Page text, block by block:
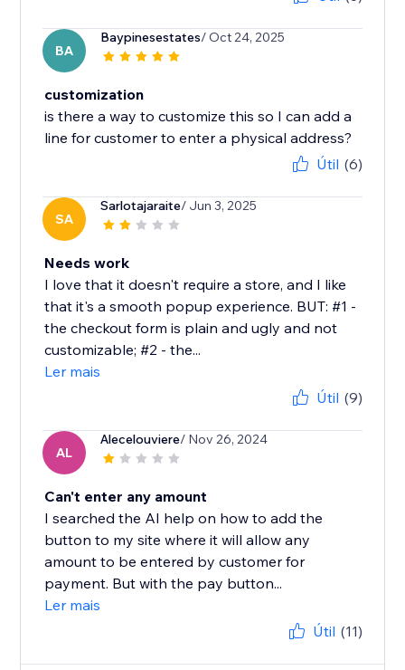
BA
Baypinesestates/ Oct 24, 2025
customization
is there a way to customize this so I can add a
line for customer to enter a physical address?
Útil (6)
SA
Sarlotajaraite/ Jun 3, 2025
Needs work
I love that it doesn't require a store, and I like
that it's a smooth popup experience. BUT: #1 -
the checkout form is plain and ugly and not
customizable; #2 - the...
Ler mais
Útil (9)
AL
Alecelouviere/ Nov 26, 2024
Can't enter any amount
I searched the AI help on how to add the
button to my site where it will allow any
amount to be entered by customer for
payment. But with the pay button...
Ler mais
Útil (11)